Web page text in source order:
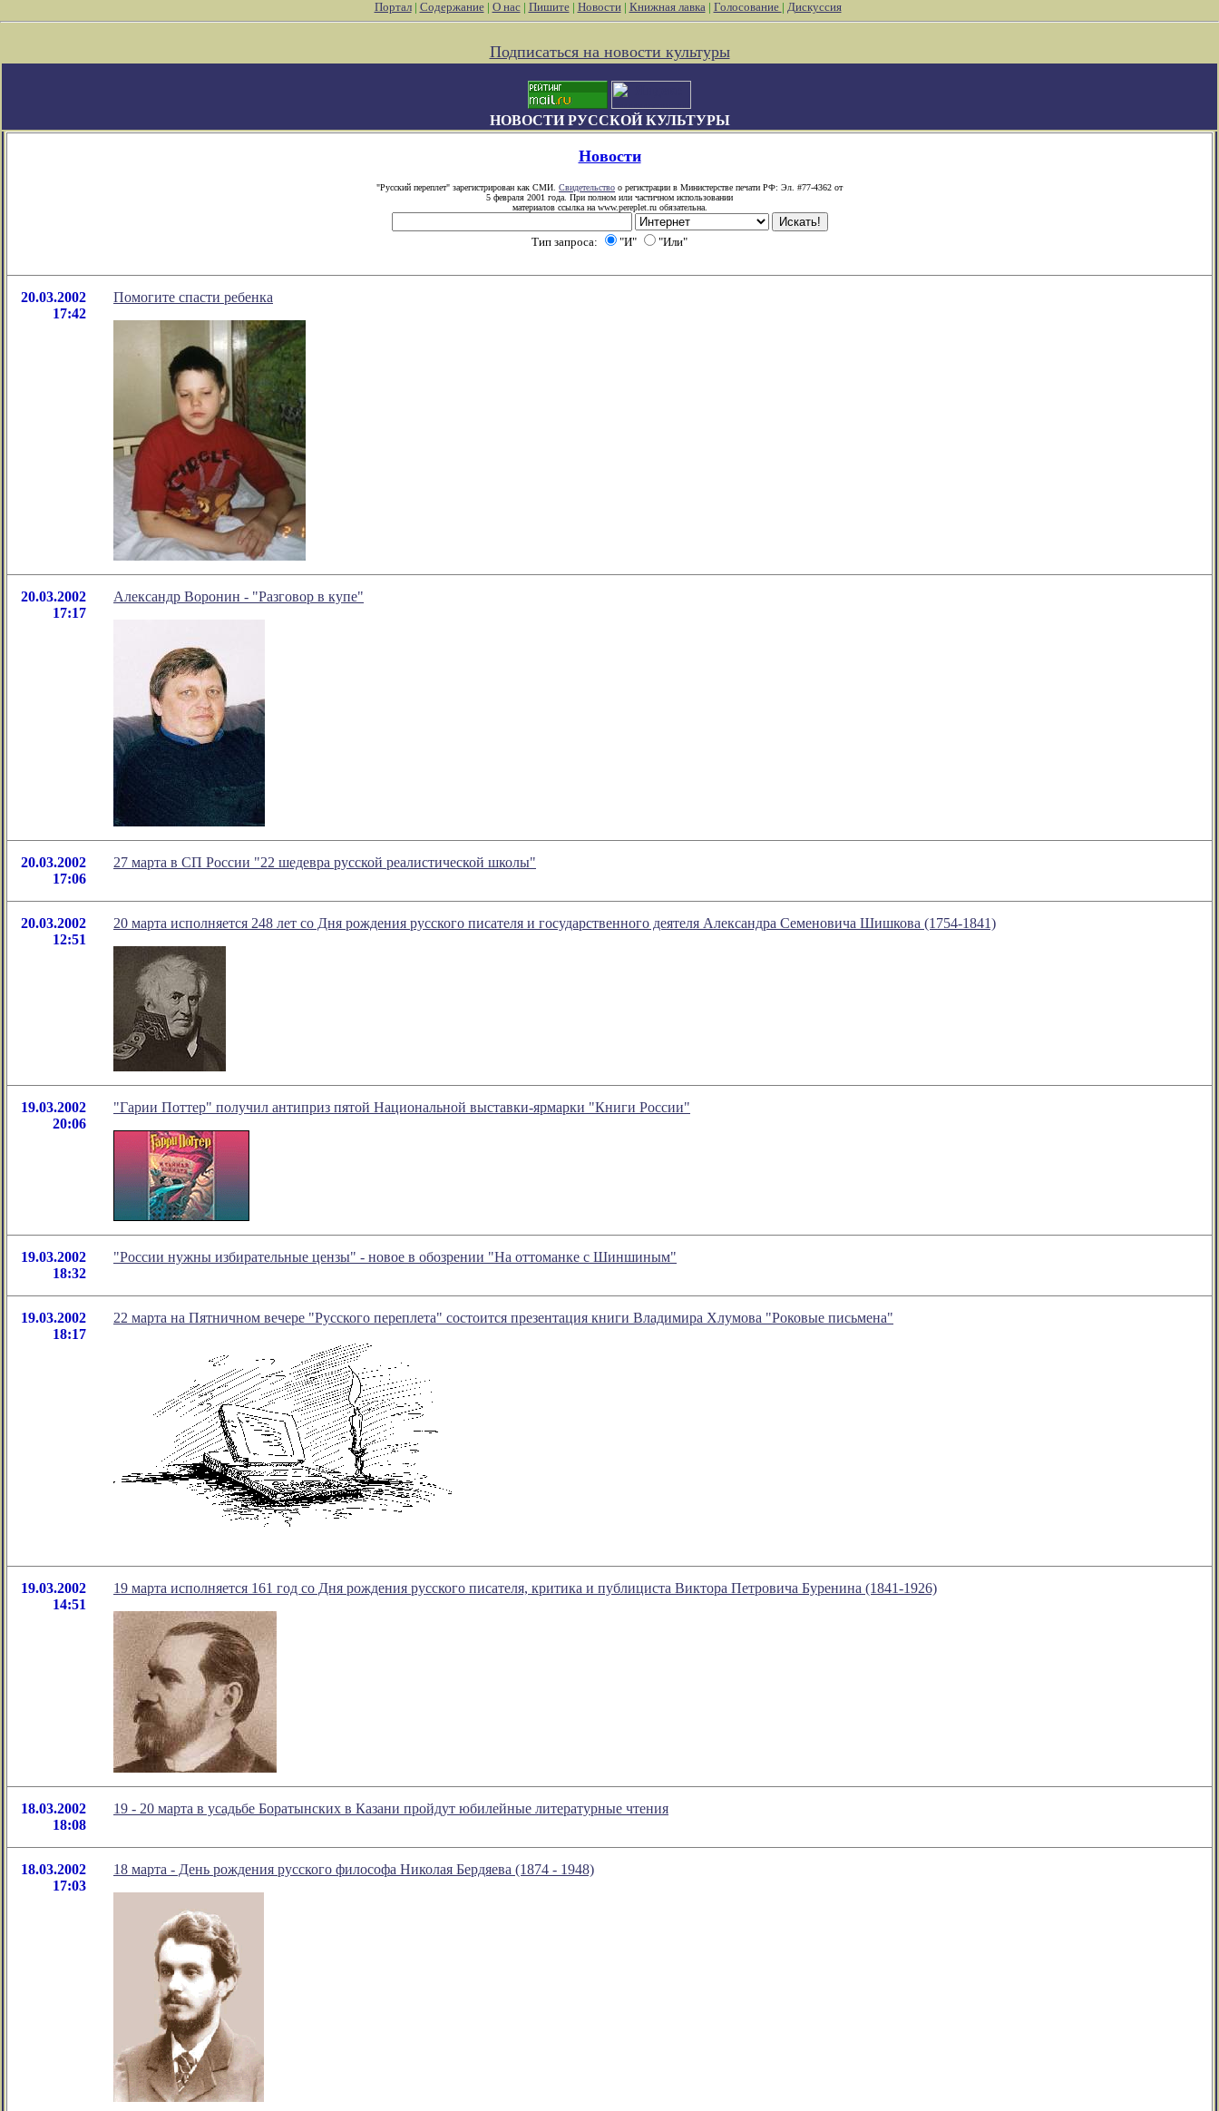
Портал| Содержание| О нас| Пишите| Новости| Книжная лавка| Голосование | Дискуссия
Подписаться на новости культуры
НОВОСТИ РУССКОЙ КУЛЬТУРЫ
Новости
"Русский переплет" зарегистрирован как СМИ. Свидетельство о регистрации в Министерстве печати РФ: Эл. #77-4362 от
5 февраля 2001 года. При полном или частичном использовании
материалов ссылка на www.pereplet.ru обязательна.
Тип запроса: "И" "Или"
20.03.2002
17:42
Помогите спасти ребенка
20.03.2002
17:17
Александр Воронин - "Разговор в купе"
20.03.2002
17:06
27 марта в СП России "22 шедевра русской реалистической школы"
20.03.2002
12:51
20 марта исполняется 248 лет со Дня рождения русского писателя и государственного деятеля Александра Семеновича Шишкова (1754-1841)
19.03.2002
20:06
"Гарии Поттер" получил антиприз пятой Национальной выставки-ярмарки "Книги России"
19.03.2002
18:32
"России нужны избирательные цензы" - новое в обозрении "На оттоманке с Шиншиным"
19.03.2002
18:17
22 марта на Пятничном вечере "Русского переплета" состоится презентация книги Владимира Хлумова "Роковые письмена"
19.03.2002
14:51
19 марта исполняется 161 год со Дня рождения русского писателя, критика и публициста Виктора Петровича Буренина (1841-1926)
18.03.2002
18:08
19 - 20 марта в усадьбе Боратынских в Казани пройдут юбилейные литературные чтения
18.03.2002
17:03
18 марта - День рождения русского философа Николая Бердяева (1874 - 1948)